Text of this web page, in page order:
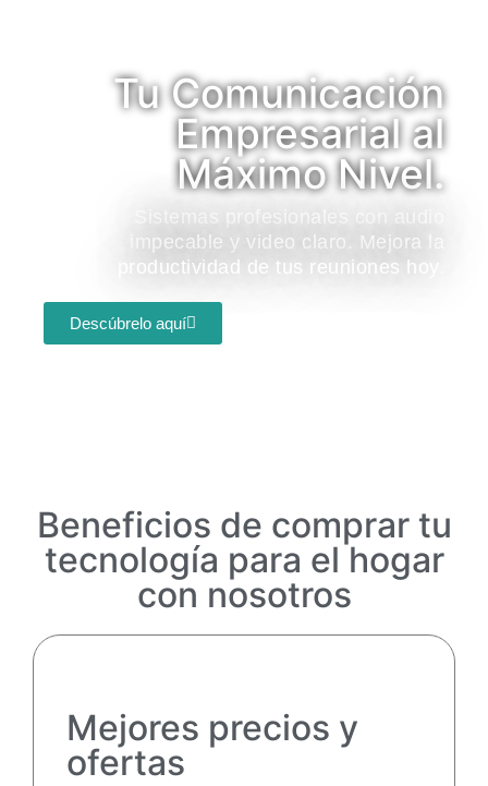
Tu Comunicación
Empresarial al
Máximo Nivel.
Sistemas profesionales con audio
impecable y video claro. Mejora la
productividad de tus reuniones hoy.
Descúbrelo aquí
Beneficios de comprar tu
tecnología para el hogar
con nosotros
Mejores precios y
ofertas